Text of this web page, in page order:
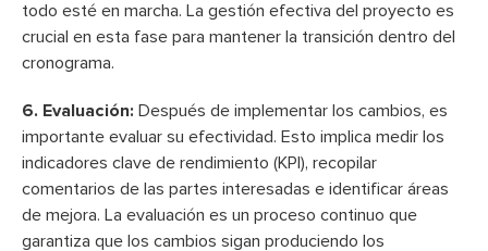
todo esté en marcha. La gestión efectiva del proyecto es
crucial en esta fase para mantener la transición dentro del
cronograma.
6. Evaluación: Después de implementar los cambios, es
importante evaluar su efectividad. Esto implica medir los
indicadores clave de rendimiento (KPI), recopilar
comentarios de las partes interesadas e identificar áreas
de mejora. La evaluación es un proceso continuo que
garantiza que los cambios sigan produciendo los